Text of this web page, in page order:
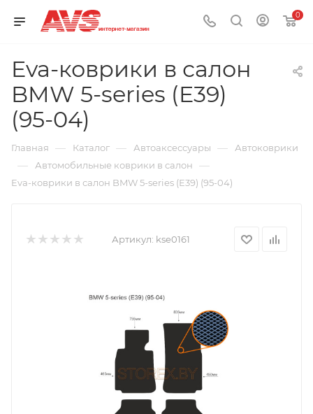
0
Eva-коврики в салон
BMW 5-series (E39)
(95-04)
Главная — Каталог — Автоаксессуары — Автоковрики
— Автомобильные коврики в салон —
Eva-коврики в салон BMW 5-series (E39) (95-04)
Артикул: kse0161